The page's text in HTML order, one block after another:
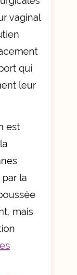
vaginal
qui
leur
est
la
mais